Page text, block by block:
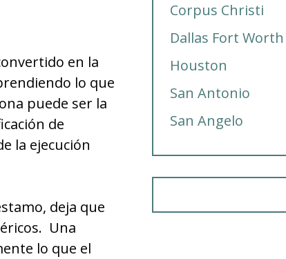
en la
lo que
puede ser la
de
la ejecución
deja que
Una
lo que el
Corpus Christi
Dallas Fort Worth
Houston
San Antonio
San Angelo